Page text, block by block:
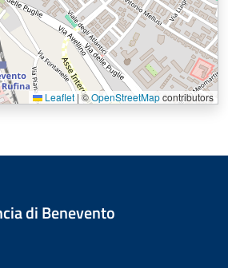
Leaflet |©OpenStreetMapcontributors
di Benevento